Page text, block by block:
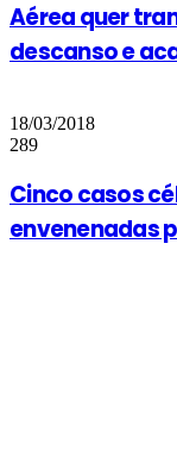
Aérea quer
descanso e
18/03/2018
289
Cinco casos
envenenadas